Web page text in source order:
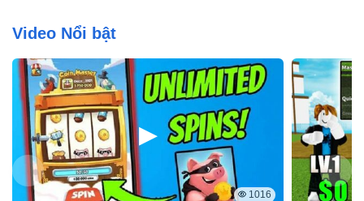
Video Nổi bật
1016